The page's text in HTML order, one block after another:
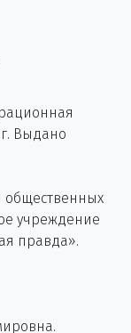
Выдано
общественных
учреждение
правда».